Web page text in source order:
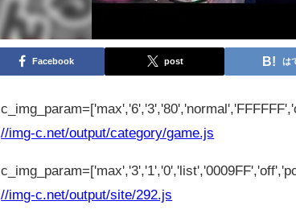
Facebook post は
//img-c.net/output/category/game.js
//img-c.net/output/site/292.js